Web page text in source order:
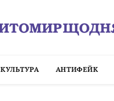
КУЛЬТУРА АНТИФЕЙК